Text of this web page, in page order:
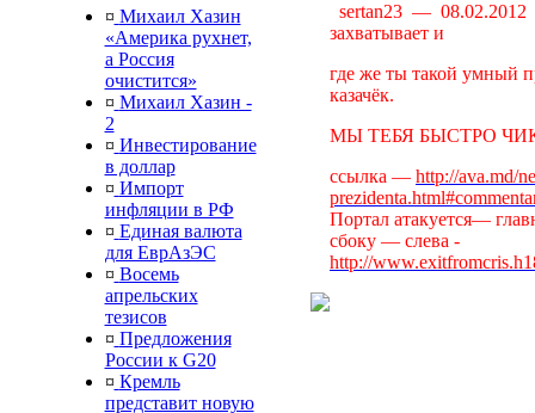
¤ Михаил Хазин
«Америка рухнет,
а Россия
очистится»
¤ Михаил Хазин -
2
¤ Инвестирование
в доллар
¤ Импорт
инфляции в РФ
¤ Единая валюта
для ЕврАзЭС
¤ Восемь
апрельских
тезисов
¤ Предложения
России к G20
¤ Кремль
представит новую
sertan23 —
захватывает и
где же ты такой умный
казачёк.
МЫ ТЕБЯ БЫСТРО
ссылка — http://ava.md/
Портал атакуется—
сбоку — слева -
http://